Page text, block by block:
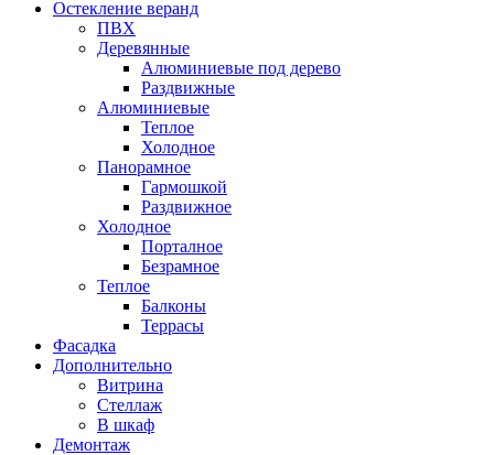
Остекление веранд
ПВХ
Деревянные
Алюминиевые под дерево
Раздвижные
Алюминиевые
Теплое
Холодное
Панорамное
Гармошкой
Раздвижное
Холодное
Порталное
Безрамное
Теплое
Балконы
Террасы
Фасадка
Дополнительно
Витрина
Стеллаж
В шкаф
Демонтаж